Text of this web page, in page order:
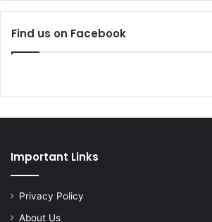
Find us on Facebook
Important Links
Privacy Policy
About Us